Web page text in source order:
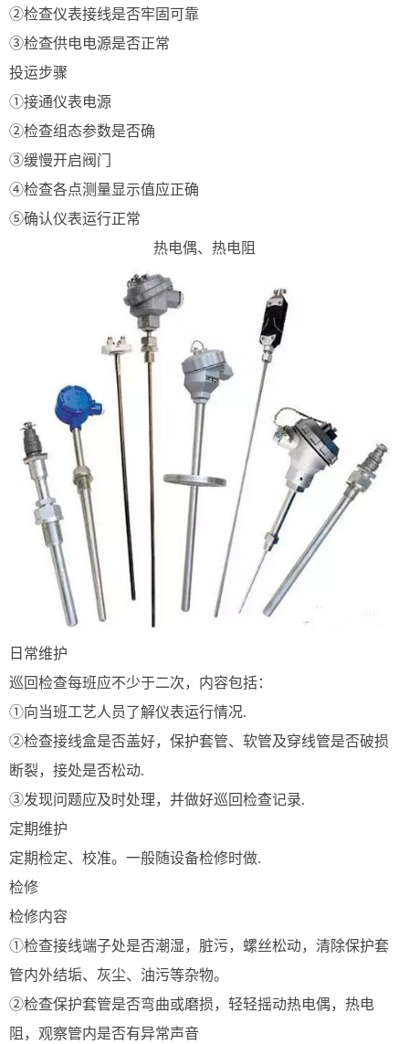
②检查仪表接线是否牢固可靠
③检查供电电源是否正常
投运步骤
①接通仪表电源
②检查组态参数是否确
③缓慢开启阀门
④检查各点测量显示值应正确
⑤确认仪表运行正常
热电偶、热电阻
日常维护
巡回检查每班应不少于二次，内容包括：
①向当班工艺人员了解仪表运行情况.
②检查接线盒是否盖好，保护套管、软管及穿线管是否破损
断裂，接处是否松动.
③发现问题应及时处理，并做好巡回检查记录.
定期维护
定期检定、校准。一般随设备检修时做.
检修
检修内容
①检查接线端子处是否潮湿，脏污，螺丝松动，清除保护套
管内外结垢、灰尘、油污等杂物。
②检查保护套管是否弯曲或磨损，轻轻摇动热电偶，热电
阻，观察管内是否有异常声音